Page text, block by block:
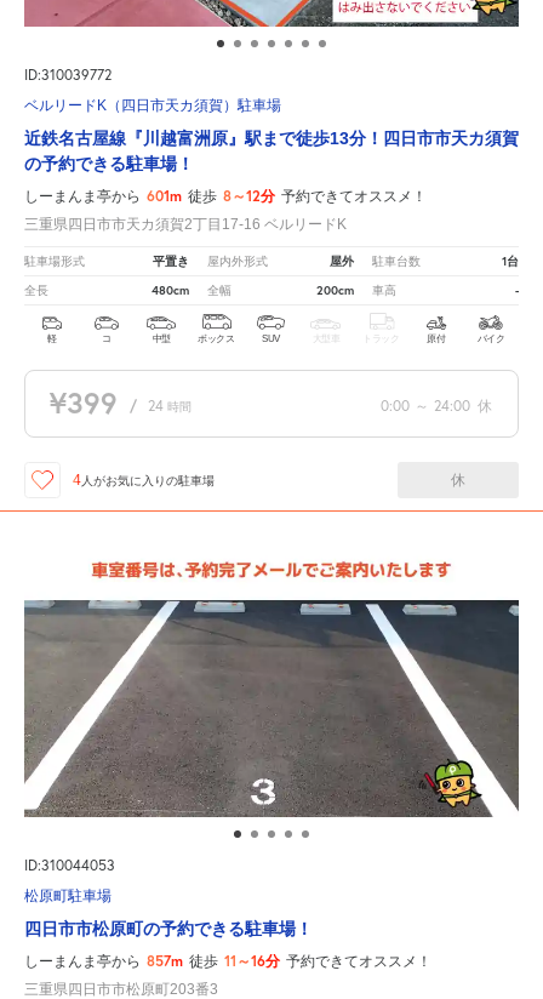
ID:310039772
ベルリードK（四日市天カ須賀）駐車場
近鉄名古屋線『川越富洲原』駅まで徒歩13分！四日市市天カ須賀
の予約できる駐車場！
しーまんま亭から 601m 徒歩 8～12分 予約できてオススメ！
三重県四日市市天カ須賀2丁目17-16 ベルリードK
駐車場形式 平置き 屋内外形式 屋外 駐車台数 1台
全長 480cm 全幅 200cm 車高 -
軽 コ 中型 ボックス SUV 大型車 トラック 原付 バイク
¥399 / 24 時間 0:00 ～ 24:00 休
4 人がお気に入りの駐車場 休
ID:310044053
松原町駐車場
四日市市松原町の予約できる駐車場！
しーまんま亭から 857m 徒歩 11～16分 予約できてオススメ！
三重県四日市市松原町203番3